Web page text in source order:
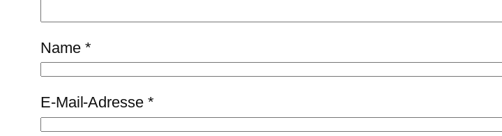
Name *
E-Mail-Adresse *